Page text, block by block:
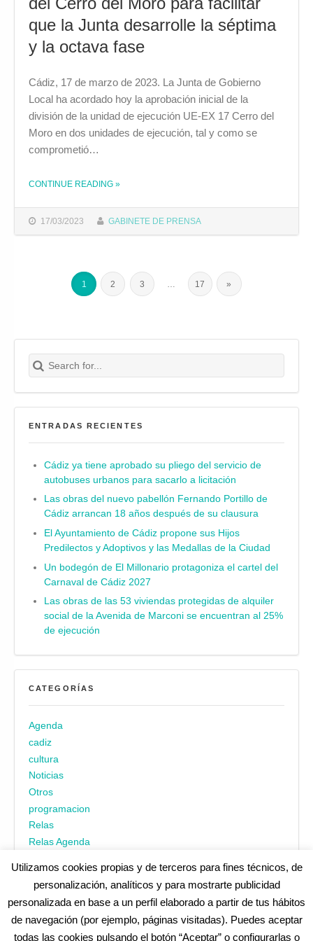
que la Junta desarrolle la séptima
y la octava fase
17/03/2023 GABINETE DE PRENSA
Cádiz, 17 de marzo de 2023. La Junta de Gobierno
Local ha acordado hoy la aprobación inicial de la
división de la unidad de ejecución UE-EX 17 Cerro del
Moro en dos unidades de ejecución, tal y como se
comprometió…
CONTINUE READING »
1 2 3 17 »
Search for:
Buscar
ENTRADAS RECIENTES
Cádiz ya tiene aprobado su pliego del servicio de
autobuses urbanos para sacarlo a licitación
Las obras del nuevo pabellón Fernando Portillo de
Cádiz arrancan 18 años después de su clausura
El Ayuntamiento de Cádiz propone sus Hijos
Predilectos y Adoptivos y las Medallas de la Ciudad
Un bodegón de El Millonario protagoniza el cartel del
Carnaval de Cádiz 2027
Las obras de las 53 viviendas protegidas de alquiler
social de la Avenida de Marconi se encuentran al 25%
de ejecución
CATEGORÍAS
Agenda
cadiz
cultura
Noticias
Otros
programacion
Relas
Relas Agenda
Utilizamos cookies propias y de terceros para fines técnicos, de
personalización, analíticos y para mostrarte publicidad
personalizada en base a un perfil elaborado a partir de tus hábitos
de navegación (por ejemplo, páginas visitadas). Puedes aceptar
todas las cookies pulsando el botón “Aceptar” o configurarlas o